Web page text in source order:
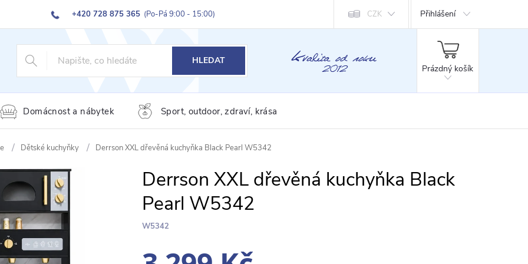
+420 728 875 365 (Po-Pá 9:00 - 15:00) CZK Přihlášení
HLEDAT
NÁKUPNÍ
Prázdný košík
Domácnost a nábytek Sport, outdoor, zdraví, krása
Dětské kuchyňky Derrson XXL dřevěná kuchyňka Black Pearl W5342
Derrson XXL dřevěná kuchyňka Black
Pearl W5342
W5342